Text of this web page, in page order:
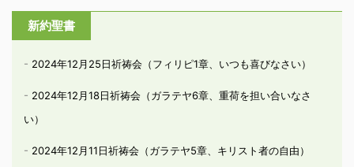
新約聖書
2024年12月25日祈祷会（フィリピ1章、いつも喜びなさい）
2024年12月18日祈祷会（ガラテヤ6章、重荷を担い合いなさ
い）
2024年12月11日祈祷会（ガラテヤ5章、キリスト者の自由）